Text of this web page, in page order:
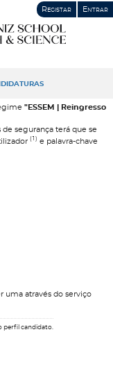
Registar Entrar
"ESSEM | Reingresso
de segurança terá que se
(1) e palavra-chave
uma através do serviço
perfil candidato.